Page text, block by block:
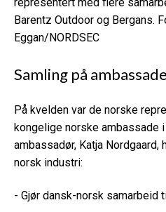
representert med flere
Barentz Outdoor og Bergans.
Eggan/NORDSEC
Samling på
På kvelden var de norske
kongelige norske ambassade i
ambassadør, Katja
norsk industri:
- Gjør dansk-norsk samarbeid